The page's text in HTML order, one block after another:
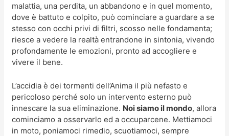
malattia, una perdita, un abbandono e in quel momento,
dove è battuto e colpito, può cominciare a guardare a se
stesso con occhi privi di filtri, scosso nelle fondamenta;
riesce a vedere la realtà entrandone in sintonia, vivendo
profondamente le emozioni, pronto ad accogliere e
vivere il bene.
L’accidia è dei tormenti dell’Anima il più nefasto e
pericoloso perché solo un intervento esterno può
innescare la sua eliminazione. Noi siamo il mondo, allora
cominciamo a osservarlo ed a occuparcene. Mettiamoci
in moto, poniamoci rimedio, scuotiamoci, sempre